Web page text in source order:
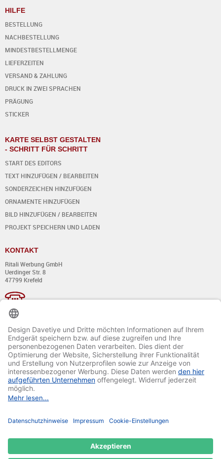
HILFE
BESTELLUNG
NACHBESTELLUNG
MINDESTBESTELLMENGE
LIEFERZEITEN
VERSAND & ZAHLUNG
DRUCK IN ZWEI SPRACHEN
PRÄGUNG
STICKER
KARTE SELBST GESTALTEN
- SCHRITT FÜR SCHRITT
START DES EDITORS
TEXT HINZUFÜGEN / BEARBEITEN
SONDERZEICHEN HINZUFÜGEN
ORNAMENTE HINZUFÜGEN
BILD HINZUFÜGEN / BEARBEITEN
PROJEKT SPEICHERN UND LADEN
KONTAKT
Ritali Werbung GmbH
Uerdinger Str. 8
47799 Krefeld
+49 (0) 21 51 - 7 633 633
Montag bis Donnerstag:
von 8:00 - 13:00
und von 14:00 - 17:00 Uhr
Freitag:
von 8:00 - 13:00
und von 14:00 - 15:30 Uhr
E-Mail: info@davetiye.de
Fax: 0049 2151 - 7 633 655